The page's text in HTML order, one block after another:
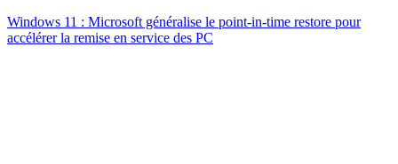
Windows 11 : Microsoft généralise le point-in-time restore pour
accélérer la remise en service des PC